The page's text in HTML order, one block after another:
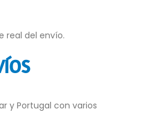
real del envío.
y Portugal con varios